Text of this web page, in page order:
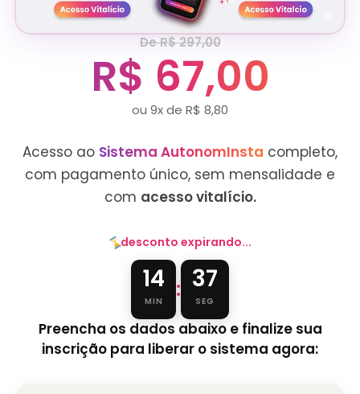
De R$ 297,00
R$ 67,00
ou 9x de R$ 8,80
Acesso ao Sistema AutonomInsta completo,
com pagamento único, sem mensalidade e
com acesso vitalício.
desconto expirando...
14
MIN : 35
SEG
Preencha os dados abaixo e finalize sua
inscrição para liberar o sistema agora: